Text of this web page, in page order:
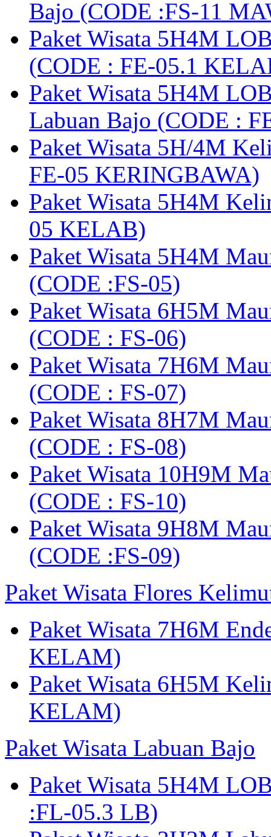
Bajo (CODE :FS-11
Paket Wisata 5H4M
(CODE : FE-05.1
Paket Wisata 5H4M
Labuan Bajo (CODE :
Paket Wisata 5H/4M
FE-05 KERINGBAWA)
Paket Wisata 5H4M
05 KELAB)
Paket Wisata 5H4M
(CODE :FS-05)
Paket Wisata 6H5M
(CODE : FS-06)
Paket Wisata 7H6M
(CODE : FS-07)
Paket Wisata 8H7M
(CODE : FS-08)
Paket Wisata 10H9M
(CODE : FS-10)
Paket Wisata 9H8M
(CODE :FS-09)
Paket Wisata Flores
Paket Wisata 7H6M
KELAM)
Paket Wisata 6H5M
KELAM)
Paket Wisata Labuan Bajo
Paket Wisata 5H4M
:FL-05.3 LB)